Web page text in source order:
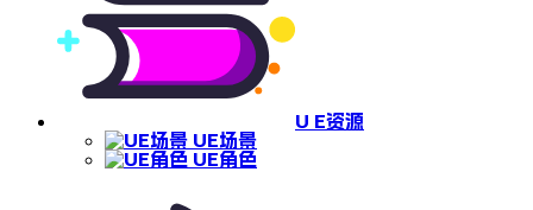
U E资源
UE场景
UE角色